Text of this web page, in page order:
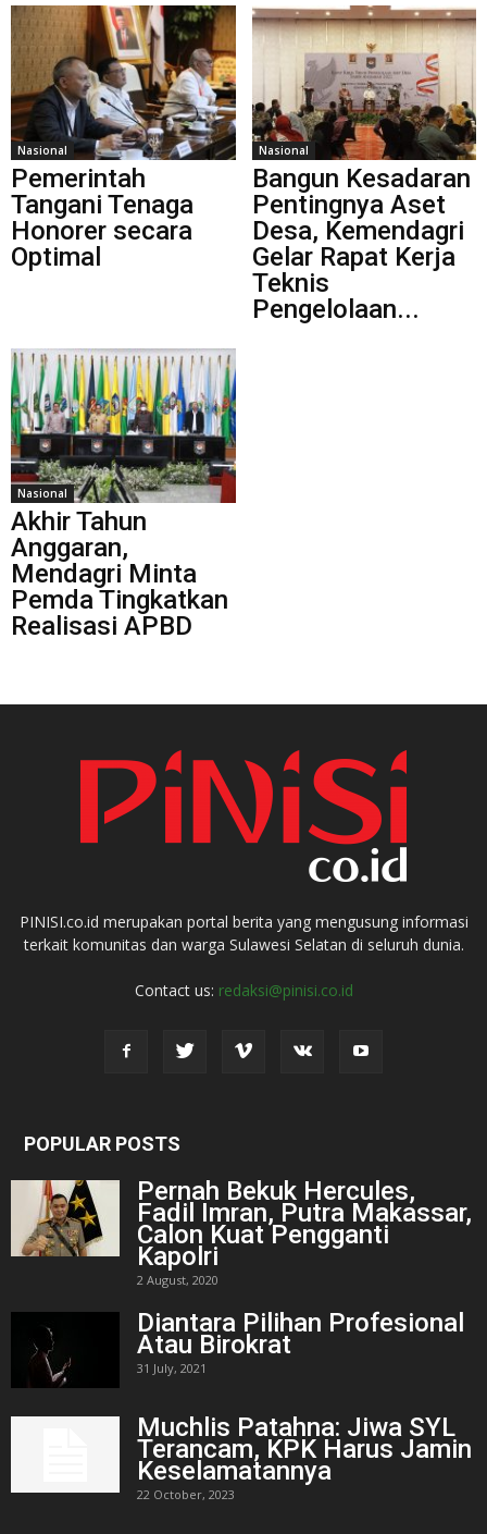
Nasional
Pemerintah
Tangani Tenaga
Honorer secara
Optimal
Nasional
Bangun Kesadaran
Pentingnya Aset
Desa, Kemendagri
Gelar Rapat Kerja
Teknis
Pengelolaan...
Nasional
Akhir Tahun
Anggaran,
Mendagri Minta
Pemda Tingkatkan
Realisasi APBD
PINISI.co.id merupakan portal berita yang mengusung informasi
terkait komunitas dan warga Sulawesi Selatan di seluruh dunia.
Contact us: redaksi@pinisi.co.id
POPULAR POSTS
Pernah Bekuk Hercules,
Fadil Imran, Putra Makassar,
Calon Kuat Pengganti
Kapolri
2 August, 2020
Diantara Pilihan Profesional
Atau Birokrat
31 July, 2021
Muchlis Patahna: Jiwa SYL
Terancam, KPK Harus Jamin
Keselamatannya
22 October, 2023